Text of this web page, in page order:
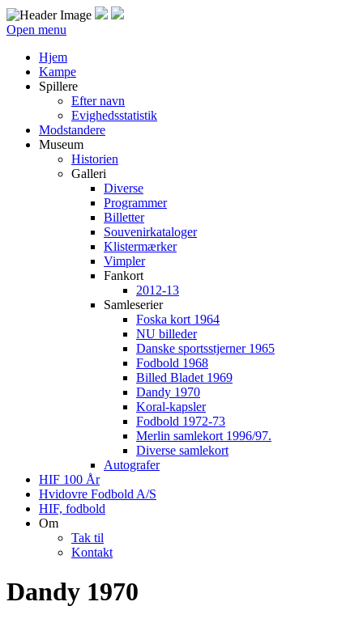
Open menu
Hjem
Kampe
Spillere
Efter navn
Evighedsstatistik
Modstandere
Museum
Historien
Galleri
Diverse
Programmer
Billetter
Souvenirkataloger
Klistermærker
Vimpler
Fankort
2012-13
Samleserier
Foska kort 1964
NU billeder
Danske sportsstjerner 1965
Fodbold 1968
Billed Bladet 1969
Dandy 1970
Koral-kapsler
Fodbold 1972-73
Merlin samlekort 1996/97.
Diverse samlekort
Autografer
HIF 100 År
Hvidovre Fodbold A/S
HIF, fodbold
Om
Tak til
Kontakt
Dandy 1970